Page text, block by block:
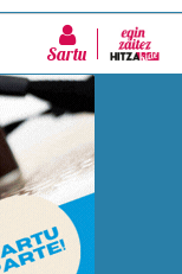
Sartu